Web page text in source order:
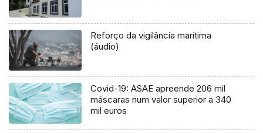
Reforço da vigilância marítima
(áudio)
Covid-19: ASAE apreende 206 mil
máscaras num valor superior a 340
mil euros